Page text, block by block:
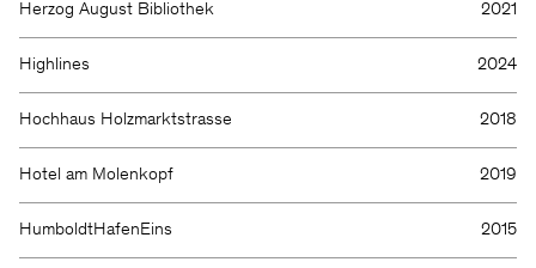
Herzog August Bibliothek 2021
Highlines 2024
Hochhaus Holzmarktstrasse 2018
Hotel am Molenkopf 2019
HumboldtHafenEins 2015